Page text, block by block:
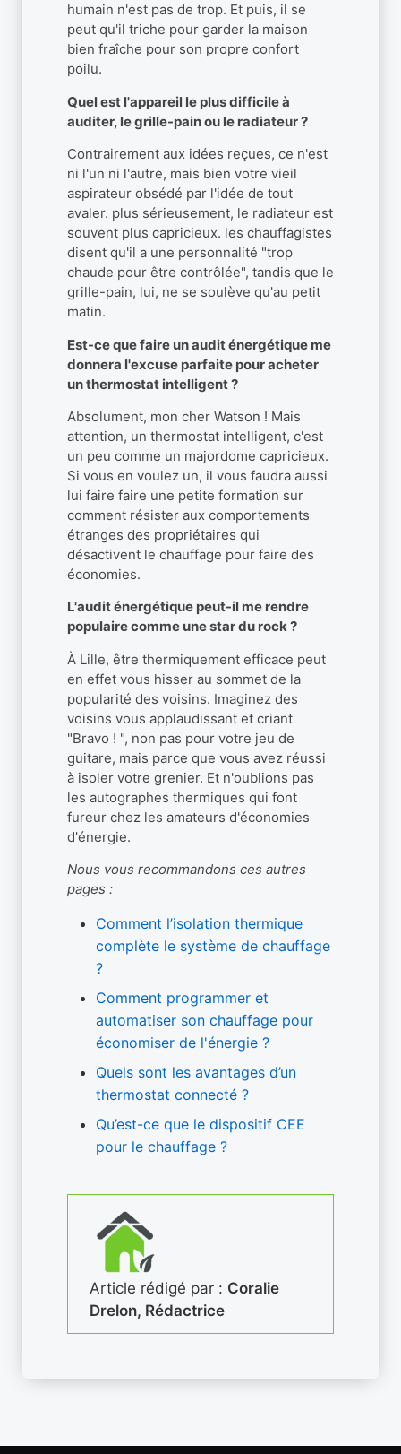
humain n'est pas de trop. Et puis, il se
peut qu'il triche pour garder la maison
bien fraîche pour son propre confort
poilu.
Quel est l'appareil le plus difficile à
auditer, le grille-pain ou le radiateur ?
Contrairement aux idées reçues, ce n'est
ni l'un ni l'autre, mais bien votre vieil
aspirateur obsédé par l'idée de tout
avaler. plus sérieusement, le radiateur est
souvent plus capricieux. les chauffagistes
disent qu'il a une personnalité "trop
chaude pour être contrôlée", tandis que le
grille-pain, lui, ne se soulève qu'au petit
matin.
Est-ce que faire un audit énergétique me
donnera l'excuse parfaite pour acheter
un thermostat intelligent ?
Absolument, mon cher Watson ! Mais
attention, un thermostat intelligent, c'est
un peu comme un majordome capricieux.
Si vous en voulez un, il vous faudra aussi
lui faire faire une petite formation sur
comment résister aux comportements
étranges des propriétaires qui
désactivent le chauffage pour faire des
économies.
L'audit énergétique peut-il me rendre
populaire comme une star du rock ?
À Lille, être thermiquement efficace peut
en effet vous hisser au sommet de la
popularité des voisins. Imaginez des
voisins vous applaudissant et criant
"Bravo ! ", non pas pour votre jeu de
guitare, mais parce que vous avez réussi
à isoler votre grenier. Et n'oublions pas
les autographes thermiques qui font
fureur chez les amateurs d'économies
d'énergie.
Nous vous recommandons ces autres
pages :
Comment l’isolation thermique
complète le système de chauffage
?
Comment programmer et
automatiser son chauffage pour
économiser de l'énergie ?
Quels sont les avantages d’un
thermostat connecté ?
Qu’est-ce que le dispositif CEE
pour le chauffage ?
Article rédigé par : Coralie
Drelon, Rédactrice